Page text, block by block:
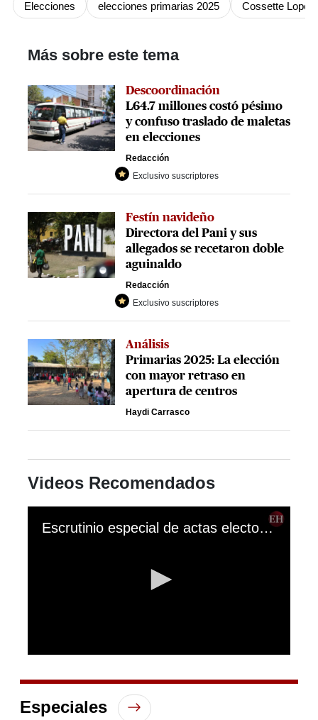
Elecciones elecciones primarias 2025 Cossette Lopez
Más sobre este tema
Descoordinación
L64.7 millones costó pésimo
y confuso traslado de maletas
en elecciones
Redacción
Exclusivo suscriptores
Festín navideño
Directora del Pani y sus
allegados se recetaron doble
aguinaldo
Redacción
Exclusivo suscriptores
Análisis
Primarias 2025: La elección
con mayor retraso en
apertura de centros
Haydi Carrasco
Videos Recomendados
Escrutinio especial de actas electorales en el TSE
of
hours,
2
Especiales